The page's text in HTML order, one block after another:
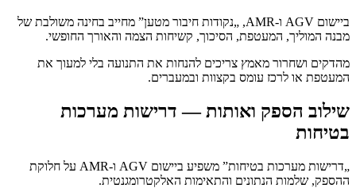
ביישום AGV ו-AMR, „נקודות חיבור מטען” מחייב בחינה משולבת של
מבנה המוליך, המעטפת, הסיכוך, קשיחות הצמה והאורך החופשי.
מהדקים ושחרור מאמץ צריכים להנחות את התנועה בלי למעוך את
המעטפת או לרכז עומס בקצוות ובמעברים.
שילוב הספק ואותות — דרישות מערכות
בטיחות
„דרישות מערכות בטיחות” משפיע ביישום AGV ו-AMR על חלוקת
ההספק, שלמות הנתונים והתאימות האלקטרומגנטית.